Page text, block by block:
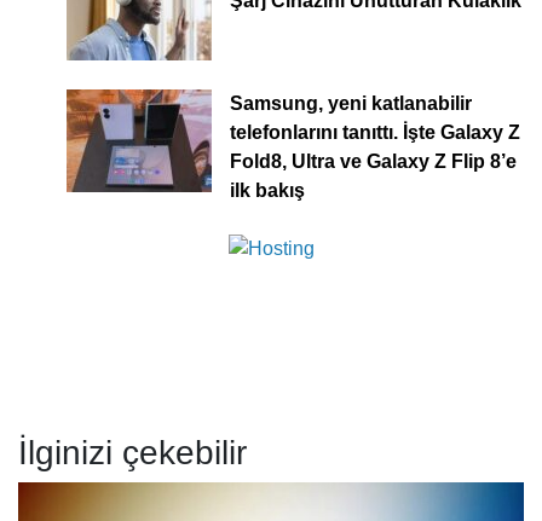
Samsung, yeni katlanabilir
telefonlarını tanıttı. İşte Galaxy Z
Fold8, Ultra ve Galaxy Z Flip 8’e
ilk bakış
İlginizi çekebilir